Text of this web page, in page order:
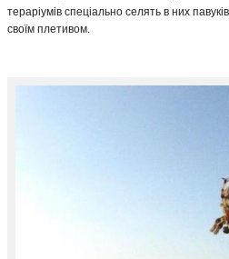
тераріумів спеціально селять в них
своїм плетивом.